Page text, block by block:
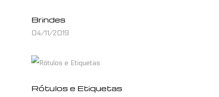
Brindes
04/11/2019
Rótulos e Etiquetas